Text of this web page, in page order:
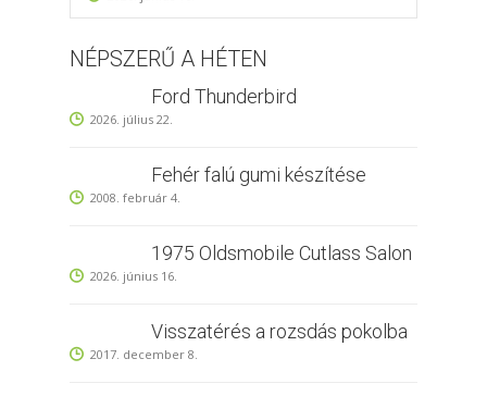
NÉPSZERŰ A HÉTEN
Ford Thunderbird
2026. július 22.
Fehér falú gumi készítése
2008. február 4.
1975 Oldsmobile Cutlass Salon
2026. június 16.
Visszatérés a rozsdás pokolba
2017. december 8.